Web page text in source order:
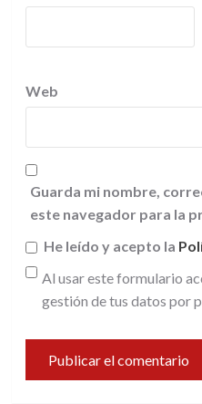
Web
Guarda mi nombre,
este navegador para la
He leído y acepto la
Al usar este formulario
gestión de tus datos por